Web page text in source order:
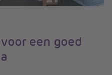
een goed